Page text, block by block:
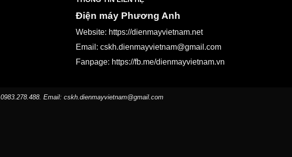
Điện máy Phương Anh
Website: https://dienmayvietnam.net
Email:cskh.dienmayvietnam@gmail.com
Fanpage: https://fb.me/dienmayvietnam.vn
0983.278.488. Email: cskh.dienmayvietnam@gmail.com